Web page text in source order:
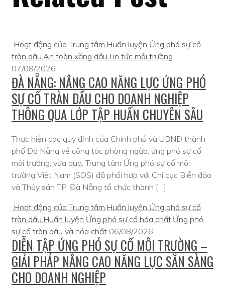
Hoạt động của Trung tâm Huấn luyện Ứng phó sự cố
tràn dầu An toàn xăng dầu,Tin tức môi trường
07/08/2026
ĐÀ NẴNG: NÂNG CAO NĂNG LỰC ỨNG PHÓ
SỰ CỐ TRÀN DẦU CHO DOANH NGHIỆP
THÔNG QUA LỚP TẬP HUẤN CHUYÊN SÂU
Thực hiện các quy định của Chính phủ và UBND thành
phố Đà Nẵng về công tác phòng ngừa, ứng phó sự cố
môi trường, vừa qua, Trung tâm Ứng phó sự cố môi
trường Việt Nam (SOS) đã phối hợp với Chi cục Biển đảo
và Thủy sản TP. Đà Nẵng tổ chức thành […]
Hoạt động của Trung tâm Huấn luyện Ứng phó sự cố
tràn dầu Huấn luyện Ứng phó sự cố hóa chất Ứng phó
sự cố tràn dầu và hóa chất 06/08/2026
DIỄN TẬP ỨNG PHÓ SỰ CỐ MÔI TRƯỜNG –
GIẢI PHÁP NÂNG CAO NĂNG LỰC SẴN SÀNG
CHO DOANH NGHIỆP